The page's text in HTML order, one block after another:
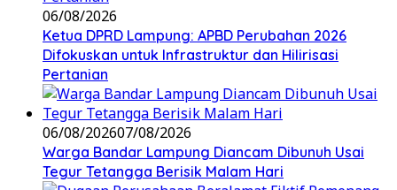
06/08/2026
Ketua DPRD Lampung: APBD Perubahan 2026
Difokuskan untuk Infrastruktur dan Hilirisasi
Pertanian
06/08/202607/08/2026
Warga Bandar Lampung Diancam Dibunuh Usai
Tegur Tetangga Berisik Malam Hari